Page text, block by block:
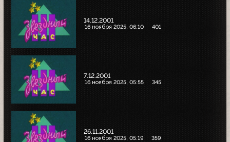
14.12.2001
16 ноября 2025, 06:10 401
7.12.2001
16 ноября 2025, 05:55 345
26.11.2001
16 ноября 2025, 05:19 359